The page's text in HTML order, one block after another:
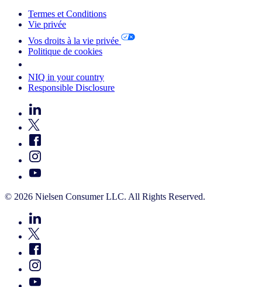
Termes et Conditions
Vie privée
Vos droits à la vie privée
Politique de cookies
NIQ in your country
Responsible Disclosure
© 2026 Nielsen Consumer LLC. All Rights Reserved.